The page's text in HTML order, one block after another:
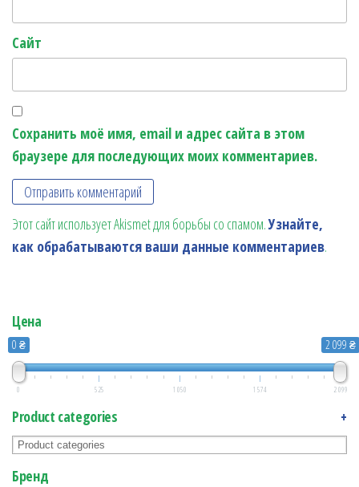
Сайт
Сохранить моё имя, email и адрес сайта в этом
браузере для последующих моих комментариев.
Этот сайт использует Akismet для борьбы со спамом.Узнайте,
как обрабатываются ваши данные комментариев.
Цена
0 ₴ 2 099 ₴
0 525 1 050 1 574 2 099
Product categories +
Бренд